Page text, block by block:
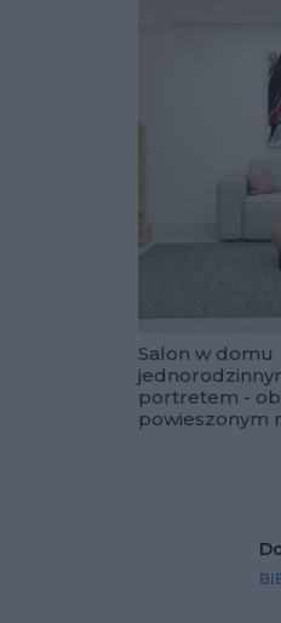
Salon w domu
portretem -
powieszonym